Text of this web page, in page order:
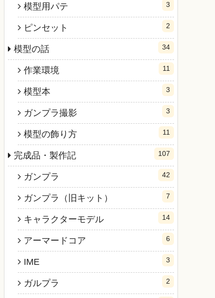
模型用パテ 3
ピンセット 2
模型の話 34
作業環境 11
模型本 3
ガンプラ撮影 3
模型の飾り方 11
完成品・製作記 107
ガンプラ 42
ガンプラ（旧キット） 7
キャラクターモデル 14
アーマードコア 6
IME 3
ガルプラ 2